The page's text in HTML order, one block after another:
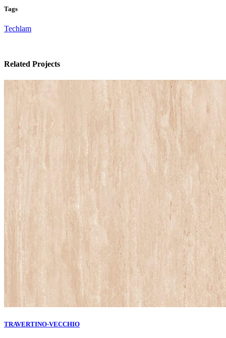
Tags
Techlam
Related Projects
TRAVERTINO-VECCHIO